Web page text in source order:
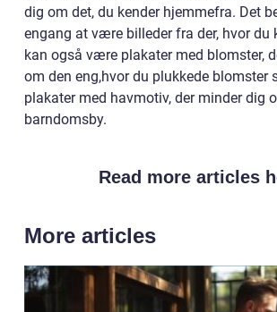
dig om det, du kender hjemmefra. Det
engang at være billeder fra der, hvor du
kan også være plakater med blomster,
om den eng,hvor du plukkede blomster
plakater med havmotiv, der minder dig
barndomsby.
Read more articles
More articles